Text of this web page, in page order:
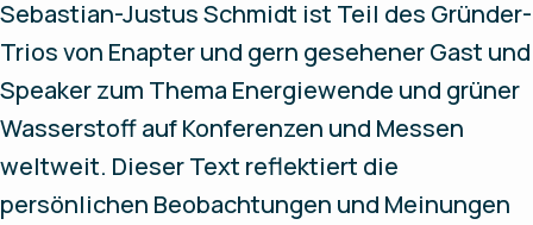
Sebastian-Justus Schmidt ist Teil des Gründer-
Trios von Enapter und gern gesehener Gast und
Speaker zum Thema Energiewende und grüner
Wasserstoff auf Konferenzen und Messen
weltweit. Dieser Text reflektiert die
persönlichen Beobachtungen und Meinungen